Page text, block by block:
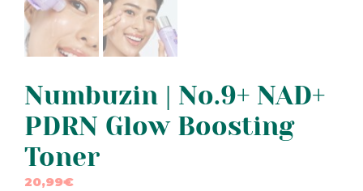
Numbuzin | No.9+ NAD+
PDRN Glow Boosting
Toner
20,99€